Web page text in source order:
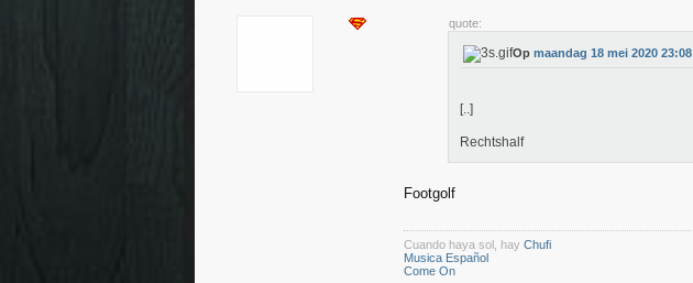
quote:
Op maandag 18 mei 2020 23:08
[..]
Rechtshalf
Footgolf
Cuando haya sol, hay Chufi
Musica Español
Come On